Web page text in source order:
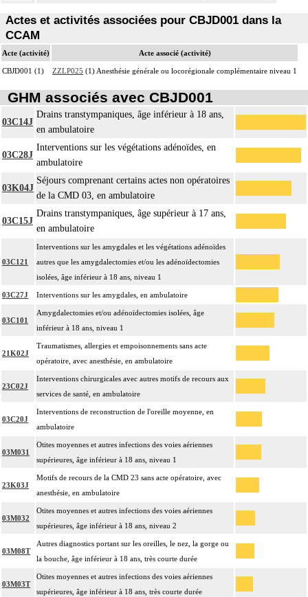
Actes et activités associées pour CBJD001 dans la
CCAM
Acte (activité) Acte associé (activité)
CBJD001 (1) ZZLP025 (1) Anesthésie générale ou locorégionale complémentaire niveau 1
GHM associés avec CBJD001
03C14J
Drains transtympaniques, âge inférieur à 18 ans,
en ambulatoire
03C28J
Interventions sur les végétations adénoïdes, en
ambulatoire
03K04J
Séjours comprenant certains actes non opératoires
de la CMD 03, en ambulatoire
03C15J
Drains transtympaniques, âge supérieur à 17 ans,
en ambulatoire
03C121
Interventions sur les amygdales et les végétations adénoïdes
autres que les amygdalectomies et/ou les adénoïdectomies
isolées, âge inférieur à 18 ans, niveau 1
03C27J Interventions sur les amygdales, en ambulatoire
03C101
Amygdalectomies et/ou adénoïdectomies isolées, âge
inférieur à 18 ans, niveau 1
21K02J
Traumatismes, allergies et empoisonnements sans acte
opératoire, avec anesthésie, en ambulatoire
23C02J
Interventions chirurgicales avec autres motifs de recours aux
services de santé, en ambulatoire
03C20J
Interventions de reconstruction de l'oreille moyenne, en
ambulatoire
03M031
Otites moyennes et autres infections des voies aériennes
supérieures, âge inférieur à 18 ans, niveau 1
23K03J
Motifs de recours de la CMD 23 sans acte opératoire, avec
anesthésie, en ambulatoire
03M032
Otites moyennes et autres infections des voies aériennes
supérieures, âge inférieur à 18 ans, niveau 2
03M08T
Autres diagnostics portant sur les oreilles, le nez, la gorge ou
la bouche, âge inférieur à 18 ans, très courte durée
03M03T
Otites moyennes et autres infections des voies aériennes
supérieures, âge inférieur à 18 ans, très courte durée